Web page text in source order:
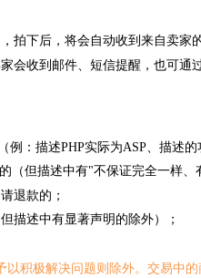
拍下后，将会自动收到来自卖家
会收到邮件、短信提醒，也可通
：描述PHP实际为ASP、描述
（但描述中有"不保证完全一样、
退款的；
描述中有显著声明的除外）；
积极解决问题则除外。交易中的